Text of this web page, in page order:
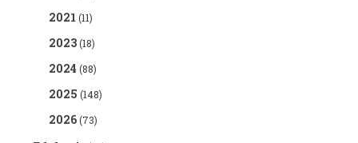
2021 (11)
2023(18)
2024 (88)
2025 (148)
2026(73)